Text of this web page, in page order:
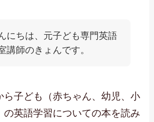
にちは、元子ども専門英語
講師のきょんです。
ら子ども（赤ちゃん、幼児、小
の英語学習についての本を読み